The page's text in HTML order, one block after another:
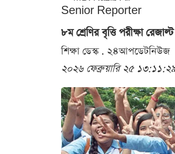
Senior Reporter
৮ম শ্রেণির বৃত্তি পরীক্ষা
শিক্ষা ডেস্ক . ২৪আপডেটনিউজ
২০২৬ ফেব্রুয়ারি ২৫